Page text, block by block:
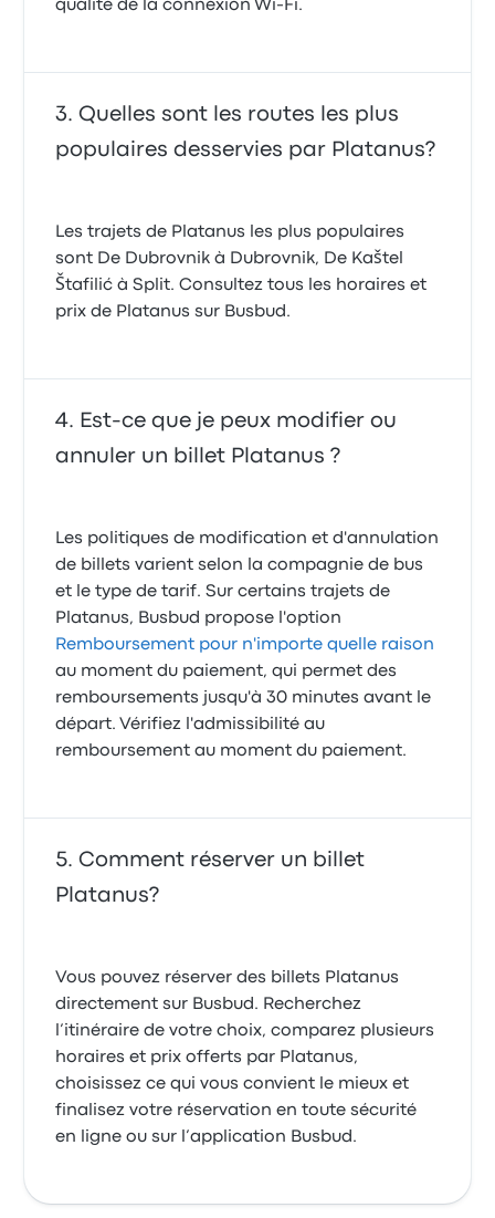
qualité de la connexion Wi-Fi.
Quelles sont les routes les plus
populaires desservies par Platanus?
Les trajets de Platanus les plus populaires
sont De Dubrovnik à Dubrovnik, De Kaštel
Štafilić à Split. Consultez tous les horaires et
prix de Platanus sur Busbud.
Est-ce que je peux modifier ou
annuler un billet Platanus ?
Les politiques de modification et d'annulation
de billets varient selon la compagnie de bus
et le type de tarif. Sur certains trajets de
Platanus, Busbud propose l'option
Remboursement pour n'importe quelle raison
au moment du paiement, qui permet des
remboursements jusqu'à 30 minutes avant le
départ. Vérifiez l'admissibilité au
remboursement au moment du paiement.
Comment réserver un billet
Platanus?
Vous pouvez réserver des billets Platanus
directement sur Busbud. Recherchez
l’itinéraire de votre choix, comparez plusieurs
horaires et prix offerts par Platanus,
choisissez ce qui vous convient le mieux et
finalisez votre réservation en toute sécurité
en ligne ou sur l’application Busbud.